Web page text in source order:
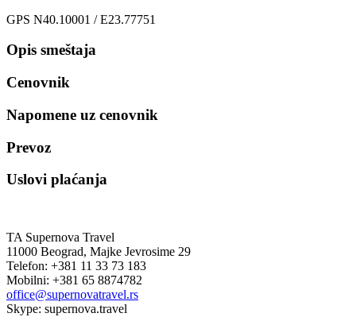
GPS N40.10001 / E23.77751
Opis smeštaja
Cenovnik
Napomene uz cenovnik
Prevoz
Uslovi plaćanja
TA Supernova Travel
11000 Beograd, Majke Jevrosime 29
Telefon: +381 11 33 73 183
Mobilni: +381 65 8874782
office@supernovatravel.rs
Skype: supernova.travel